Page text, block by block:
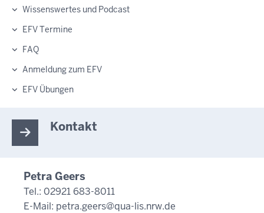
Wissenswertes und Podcast
EFV Termine
FAQ
Anmeldung zum EFV
EFV Übungen
Kontakt
Petra Geers
Tel.: 02921 683-8011
E-Mail: petra.geers@qua-lis.nrw.de